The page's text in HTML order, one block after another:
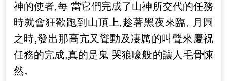
神的使者,每 當它們完成了山神所交代的任務
時就會狂歡跑到山頂上,趁著黑夜來臨, 月圓
之時,發出那高亢又聳動及凄厲的叫聲來慶祝
任務的完成,真的是鬼 哭狼嚎般的讓人毛骨悚
然。